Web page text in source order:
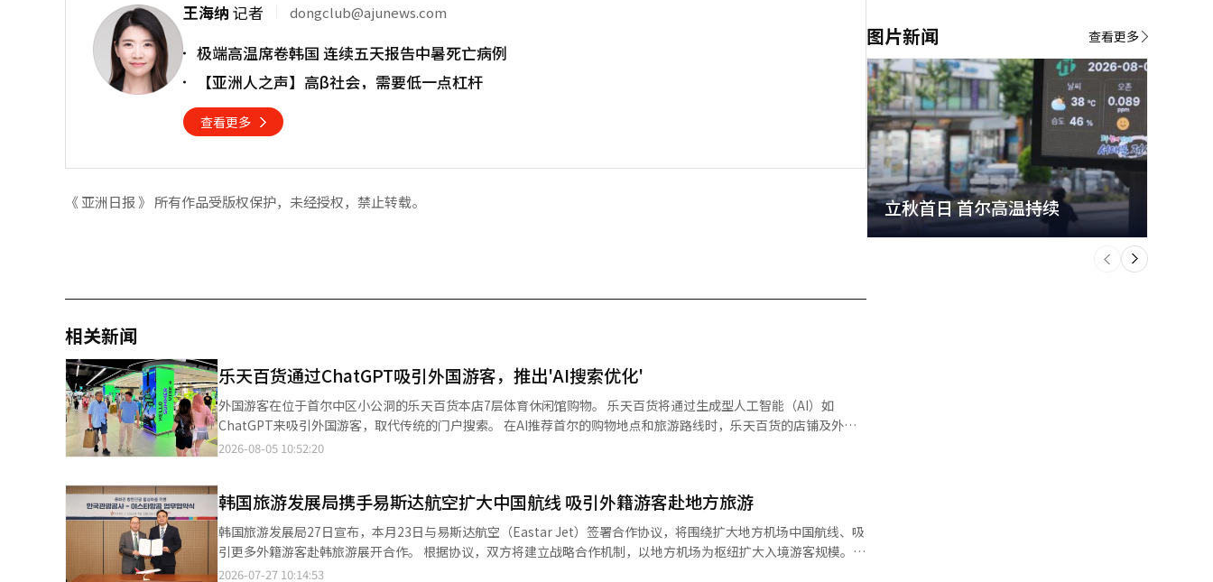
王海纳 记者 dongclub@ajunews.com
极端高温席卷韩国 连续五天报告中暑死亡病例
【亚洲人之声】高β社会，需要低一点杠杆
查看更多
《 亚洲日报 》 所有作品受版权保护，未经授权，禁止转载。
相关新闻
乐天百货通过ChatGPT吸引外国游客，推出'AI搜索优化'
外国游客在位于首尔中区小公洞的乐天百货本店7层体育休闲馆购物。 乐天百货将通过生成型人工智能（AI）如
ChatGPT来吸引外国游客，取代传统的门户搜索。 在AI推荐首尔的购物地点和旅游路线时，乐天百货的店铺及外国
游客专属优惠将被准确展示，同时将在仁川国际机场和主要旅游商业区推出引导AI搜索的户外广告。 乐天百货于5日
例高达72%。 乐天百货首先将在旅行准备阶段推进“生成型AI搜索优化（GEO）”。当询问ChatGPT等生成型
AI“在首尔购物的好地方”或“在蚕室值得去的室内景点”等问题时，乐天百货的店铺和购物优惠将自然地包含在回
答中。 与传统的搜索引擎优化旨在提高门户搜索结果的排名不同，GEO的重点在于改变数据和内容的格式，使生成型
AI能够准确读取品牌信息并加以利用。其战略是从外国游客预订机票或规划旅行路线的阶段开始，将乐天百货作为选
2026-08-05 10:52:20
韩国旅游发展局携手易斯达航空扩大中国航线 吸引外籍游客赴地方旅游
韩国旅游发展局27日宣布，本月23日与易斯达航空（Eastar Jet）签署合作协议，将围绕扩大地方机场中国航线、吸
引更多外籍游客赴韩旅游展开合作。 根据协议，双方将建立战略合作机制，以地方机场为枢纽扩大入境游客规模。旅
游发展局计划借此次合作，将易斯达航空经地方机场入境的旅客占比由目前水平提升至45%，并于2028年进一步提
2026-07-27 10:14:53
图片新闻
立秋首日 首尔高温持续
下
一
个
查看更多